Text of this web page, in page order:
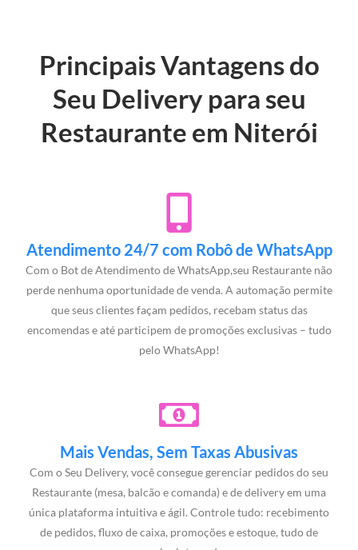
Principais Vantagens do
Seu Delivery para seu
Restaurante em Niterói
Atendimento 24/7 com Robô de WhatsApp
Com o Bot de Atendimento de WhatsApp,seu Restaurante não
perde nenhuma oportunidade de venda. A automação permite
que seus clientes façam pedidos, recebam status das
encomendas e até participem de promoções exclusivas – tudo
pelo WhatsApp!
Mais Vendas, Sem Taxas Abusivas
Com o Seu Delivery, você consegue gerenciar pedidos do seu
Restaurante (mesa, balcão e comanda) e de delivery em uma
única plataforma intuitiva e ágil. Controle tudo: recebimento
de pedidos, fluxo de caixa, promoções e estoque, tudo de